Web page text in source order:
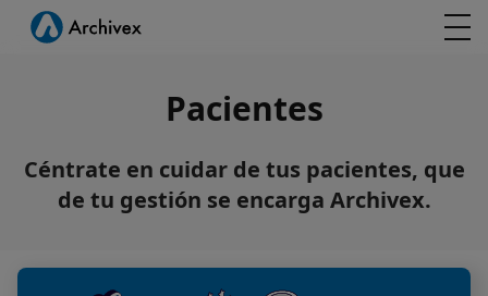
Pacientes
Céntrate en cuidar de tus pacientes, que
de tu gestión se encarga Archivex.